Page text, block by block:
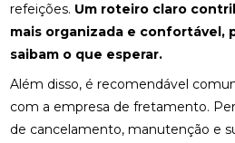
refeições. Um roteiro claro
mais organizada e confortável,
saibam o que esperar.
Além disso, é recomendável
com a empresa de fretamento.
de cancelamento, manutenção e